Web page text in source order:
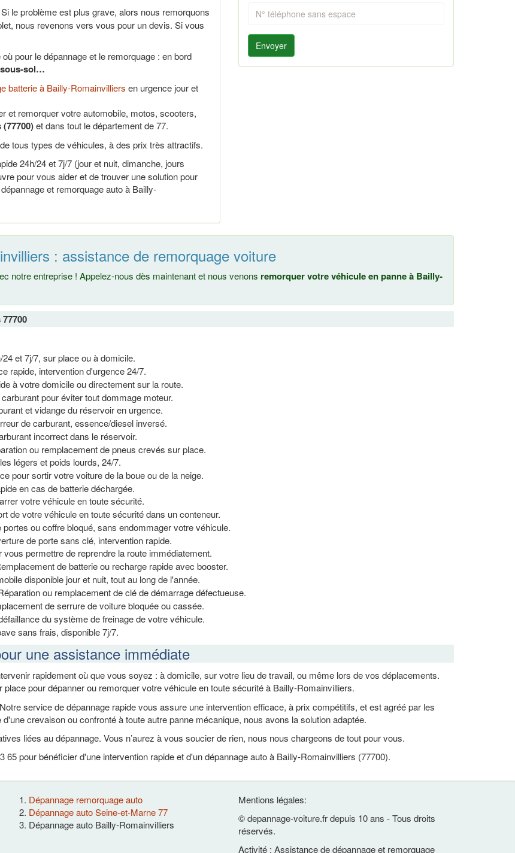
Si le problème est plus grave, alors nous remorquons
nous revenons vers vous pour un devis. Si vous
pour le dépannage et le remorquage : en bord
sous-sol…
batterie à Bailly-Romainvilliers en urgence jour et
et remorquer votre automobile, motos, scooters,
et dans tout le département de 77.
tous types de véhicules, à des prix très attractifs.
24h/24 et 7j/7 (jour et nuit, dimanche, jours
pour vous aider et de trouver une solution pour
et remorquage auto à Bailly-
Envoyer
: assistance de remorquage voiture
notre entreprise ! Appelez-nous dès maintenant et nous venons remorquer votre véhicule en panne à Bailly-
et 7j/7, sur place ou à domicile.
rapide, intervention d'urgence 24/7.
à votre domicile ou directement sur la route.
pour éviter tout dommage moteur.
et vidange du réservoir en urgence.
de carburant, essence/diesel inversé.
incorrect dans le réservoir.
ou remplacement de pneus crevés sur place.
légers et poids lourds, 24/7.
pour sortir votre voiture de la boue ou de la neige.
en cas de batterie déchargée.
votre véhicule en toute sécurité.
de votre véhicule en toute sécurité dans un conteneur.
portes ou coffre bloqué, sans endommager votre véhicule.
de porte sans clé, intervention rapide.
permettre de reprendre la route immédiatement.
de batterie ou recharge rapide avec booster.
disponible jour et nuit, tout au long de l'année.
ou remplacement de clé de démarrage défectueuse.
de serrure de voiture bloquée ou cassée.
du système de freinage de votre véhicule.
sans frais, disponible 7j/7.
une assistance immédiate
rapidement où que vous soyez : à domicile, sur votre lieu de travail, ou même lors de vos déplacements.
place pour dépanner ou remorquer votre véhicule en toute sécurité à Bailly-Romainvilliers.
service de dépannage rapide vous assure une intervention efficace, à prix compétitifs, et est agréé par les
crevaison ou confronté à toute autre panne mécanique, nous avons la solution adaptée.
liées au dépannage. Vous n’aurez à vous soucier de rien, nous nous chargeons de tout pour vous.
pour bénéficier d'une intervention rapide et d'un dépannage auto à Bailly-Romainvilliers (77700).
Dépannage remorquage auto
Dépannage auto Seine-et-Marne 77
Dépannage auto Bailly-Romainvilliers
Mentions légales:
© depannage-voiture.fr depuis 10 ans - Tous droits
réservés.
Activité : Assistance de dépannage et remorquage